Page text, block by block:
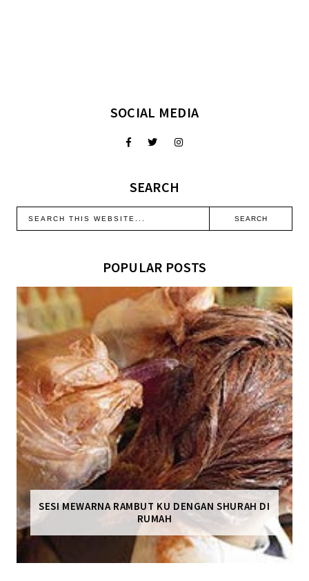
SOCIAL MEDIA
SEARCH
POPULAR POSTS
SESI MEWARNA RAMBUT KU DENGAN SHURAH DI
RUMAH